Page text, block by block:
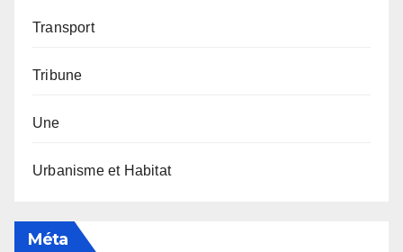
Transport
Tribune
Une
Urbanisme et Habitat
Méta